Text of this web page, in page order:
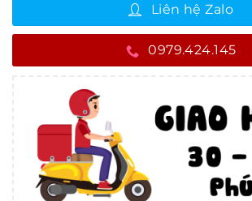
Liên hệ Zalo
0979.424.145